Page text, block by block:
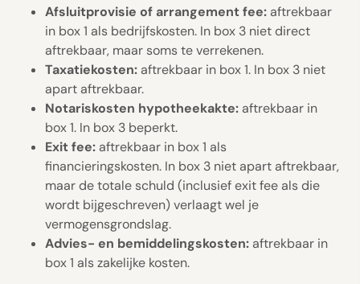
Afsluitprovisie of arrangement fee:aftrekbaar
in box 1 als bedrijfskosten. In box 3 niet direct
aftrekbaar, maar soms te verrekenen.
Taxatiekosten:aftrekbaar in box 1. In box 3 niet
apart aftrekbaar.
Notariskosten hypotheekakte:aftrekbaar in
box 1. In box 3 beperkt.
Exit fee:aftrekbaar in box 1 als
financieringskosten. In box 3 niet apart aftrekbaar,
maar de totale schuld (inclusief exit fee als die
wordt bijgeschreven) verlaagt wel je
vermogensgrondslag.
Advies- en bemiddelingskosten:aftrekbaar in
box 1 als zakelijke kosten.